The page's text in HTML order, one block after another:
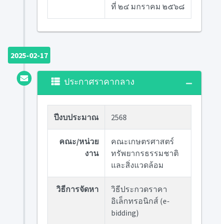
ที่ ๒๔ มกราคม ๒๕๖๘
2025-02-17
ประกาศราคากลาง
ปีงบประมาณ 2568
คณะ/หน่วย
งาน
คณะเกษตรศาสตร์
ทรัพยากรธรรมชาติ
และสิ่งแวดล้อม
วิธีการจัดหา
วิธีประกวดราคา
อิเล็กทรอนิกส์ (e-
bidding)